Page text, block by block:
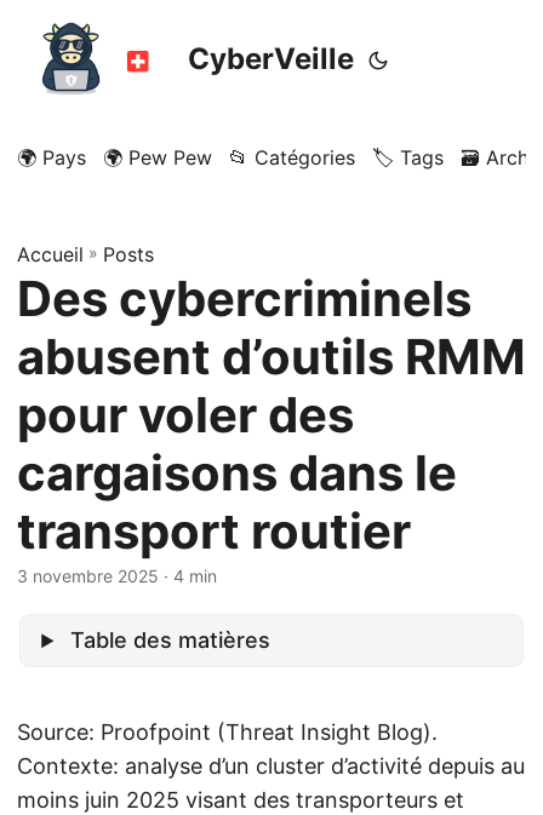
CyberVeille
🌍 Pays 🌍 Pew Pew 📂 Catégories 🏷️ Tags 🗃️
Accueil » Posts
Des cybercriminels
abusent d’outils RMM
pour voler des
cargaisons dans le
transport routier
3 novembre 2025 · 4 min
Table des matières
Source: Proofpoint (Threat Insight Blog).
Contexte: analyse d’un cluster d’activité depuis au
moins juin 2025 visant des transporteurs et